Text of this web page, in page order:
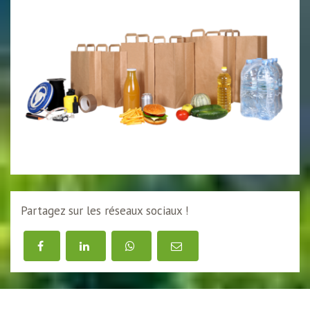
Partagez sur les réseaux sociaux !